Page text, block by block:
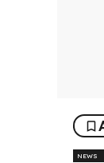
NEWS